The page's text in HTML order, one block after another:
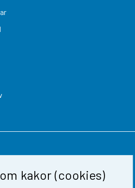
kakor (cookies)